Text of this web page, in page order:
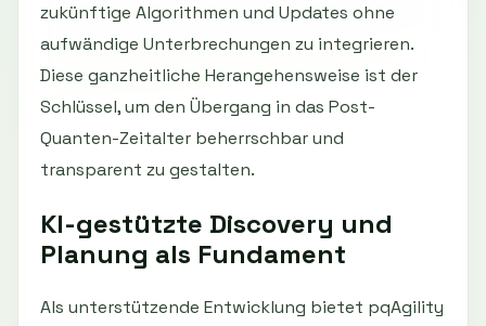
zukünftige Algorithmen und Updates ohne
aufwändige Unterbrechungen zu integrieren.
Diese ganzheitliche Herangehensweise ist der
Schlüssel, um den Übergang in das Post-
Quanten-Zeitalter beherrschbar und
transparent zu gestalten.
KI-gestützte Discovery und
Planung als Fundament
Als unterstützende Entwicklung bietet pqAgility